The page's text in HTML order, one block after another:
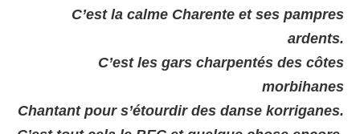
C’est la calme Charente et ses pampres
ardents.
C’est les gars charpentés des côtes
morbihanes
Chantant pour s’étourdir des danse korriganes.